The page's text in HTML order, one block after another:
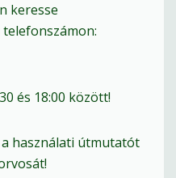
keresse
és 18:00 között!
használati útmutatót